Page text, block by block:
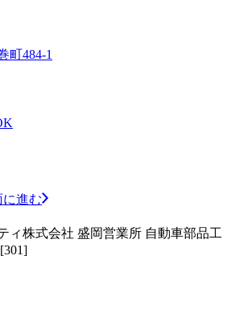
町484-1
に進む
ィ株式会社 盛岡営業所 自動車部品工